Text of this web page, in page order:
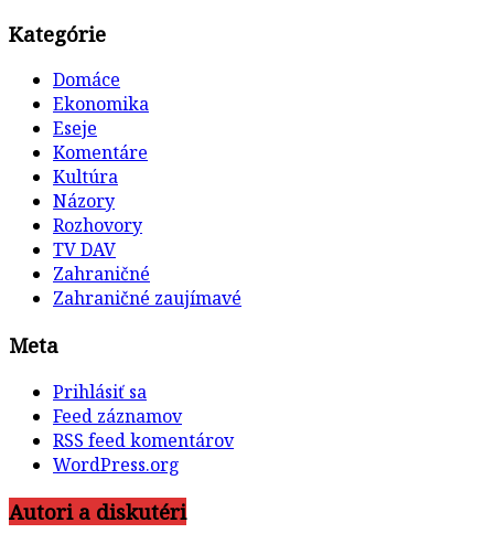
Kategórie
Domáce
Ekonomika
Eseje
Komentáre
Kultúra
Názory
Rozhovory
TV DAV
Zahraničné
Zahraničné zaujímavé
Meta
Prihlásiť sa
Feed záznamov
RSS feed komentárov
WordPress.org
Autori a diskutéri